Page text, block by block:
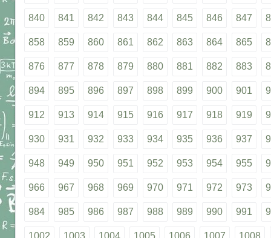
840 841 842 843 844 845 846 847
858 859 860 861 862 863 864 865
876 877 878 879 880 881 882 883
894 895 896 897 898 899 900 901
912 913 914 915 916 917 918 919
930 931 932 933 934 935 936 937
948 949 950 951 952 953 954 955
966 967 968 969 970 971 972 973
984 985 986 987 988 989 990 991